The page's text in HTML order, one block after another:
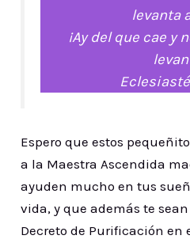
levanta
¡Ay del que cae y
Espero que estos
a la Maestra Ascendida
ayuden mucho en tus
vida, y que además te
Decreto de Purificación en